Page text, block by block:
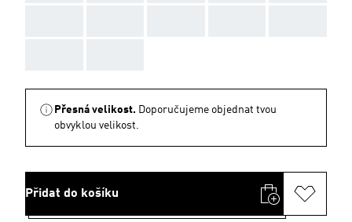
Přesná velikost. Doporučujeme objednat tvou
obvyklou velikost.
Přidat do košíku